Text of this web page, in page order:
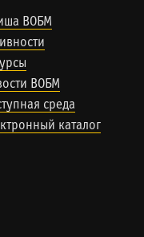
ВОБМ
ВОБМ
среда
каталог